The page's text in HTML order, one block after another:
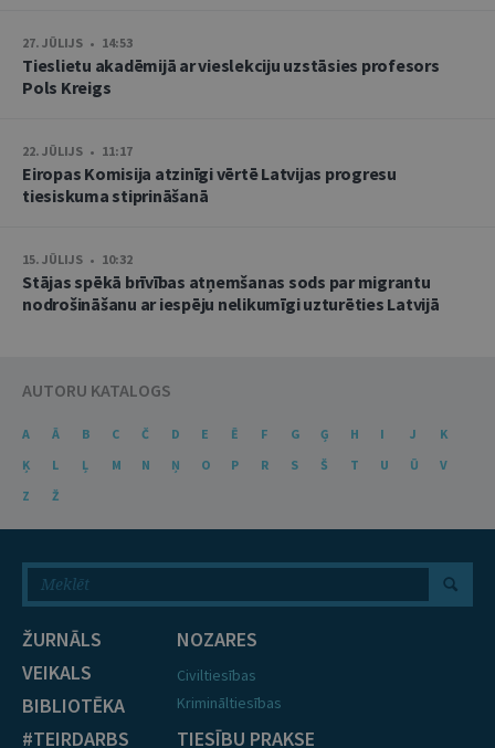
27. JŪLIJS • 14:53
Tieslietu akadēmijā ar vieslekciju uzstāsies profesors
Pols Kreigs
22. JŪLIJS • 11:17
Eiropas Komisija atzinīgi vērtē Latvijas progresu
tiesiskuma stiprināšanā
15. JŪLIJS • 10:32
Stājas spēkā brīvības atņemšanas sods par migrantu
nodrošināšanu ar iespēju nelikumīgi uzturēties Latvijā
AUTORU KATALOGS
A Ā B C Č D E Ē F G Ģ H I J
K
Ķ
L Ļ M N Ņ O P R S Š T U Ū
V
Z
Ž
ŽURNĀLS
VEIKALS
BIBLIOTĒKA
#TEIRDARBS
NOZARES
Civiltiesības
Krimināltiesības
TIESĪBU PRAKSE